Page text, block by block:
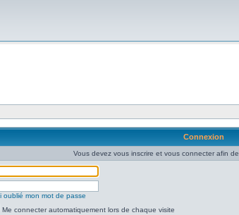
Connexion
Vous devez vous inscrire et vous connecter afin
oublié mon mot de passe
Me connecter automatiquement lors de chaque visite